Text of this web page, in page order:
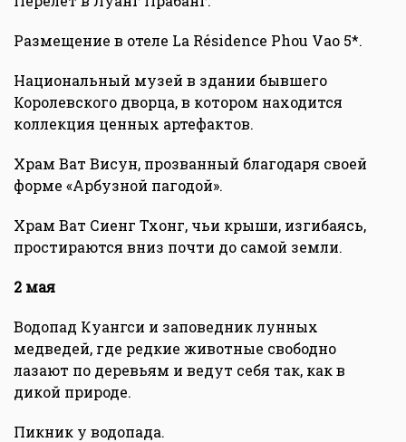
Размещение в отеле La Résidence Phou Vao 5*.
Национальный музей в здании бывшего
Королевского дворца, в котором находится
коллекция ценных артефактов.
Храм Ват Висун, прозванный благодаря своей
форме «Арбузной пагодой».
Храм Ват Сиенг Тхонг, чьи крыши, изгибаясь,
простираются вниз почти до самой земли.
2 мая
Водопад Куангси и заповедник лунных
медведей, где редкие животные свободно
лазают по деревьям и ведут себя так, как в
дикой природе.
Пикник у водопада.